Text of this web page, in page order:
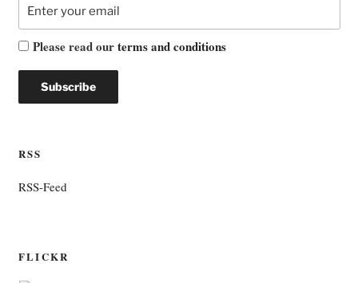
Please read ourterms and conditions
RSS
RSS-Feed
FLICKR